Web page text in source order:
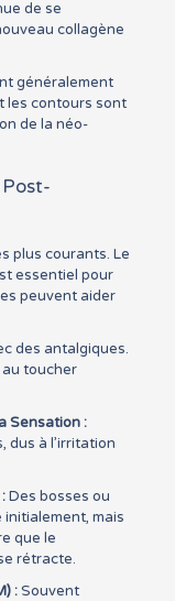
de se
collagène
généralement
les contours sont
de la néo-
plus courants. Le
essentiel pour
peuvent aider
des antalgiques.
toucher
Sensation :
dus à l’irritation
Des bosses ou
mais
que le
rétracte.
:Souvent